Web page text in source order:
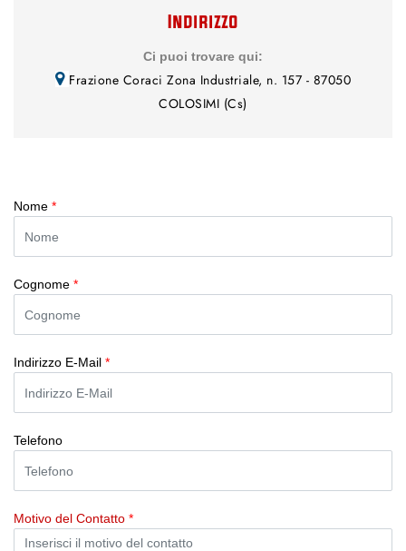
Indirizzo
Ci puoi trovare qui:
Frazione Coraci Zona Industriale, n. 157 - 87050
COLOSIMI (Cs)
Nome *
Cognome *
Indirizzo E-Mail *
Telefono
Motivo del Contatto *